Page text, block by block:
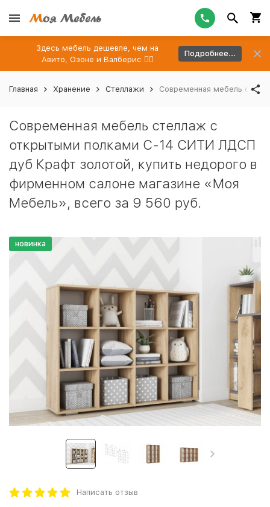
Здесь мебель дешевле, чем на
Авито, Озоне и Валберис 👉🏻
Подробнее...
Главная Хранение Стеллажи Современная мебель
Современная мебель стеллаж с
открытыми полками С-14 СИТИ ЛДСП
дуб Крафт золотой, купить недорого в
фирменном салоне магазине «Моя
Мебель», всего за 9 560 руб.
новинка
Написать отзыв